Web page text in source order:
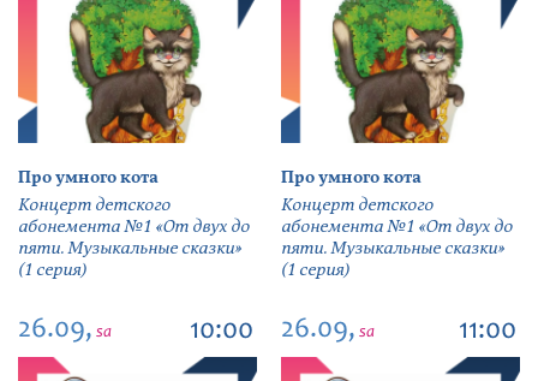
Про умного кота
Концерт детского
абонемента №1 «От двух до
пяти. Музыкальные сказки»
(1 серия)
Про умного кота
Концерт детского
абонемента №1 «От двух до
пяти. Музыкальные сказки»
(1 серия)
26.09, sa 10:00 26.09, sa 11:00